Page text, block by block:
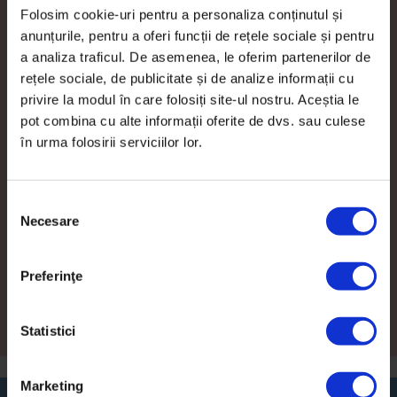
Folosim cookie-uri pentru a personaliza conținutul și
anunțurile, pentru a oferi funcții de rețele sociale și pentru
a analiza traficul. De asemenea, le oferim partenerilor de
rețele sociale, de publicitate și de analize informații cu
privire la modul în care folosiți site-ul nostru. Aceștia le
pot combina cu alte informații oferite de dvs. sau culese
în urma folosirii serviciilor lor.
Necesare
Preferinţe
Statistici
Marketing